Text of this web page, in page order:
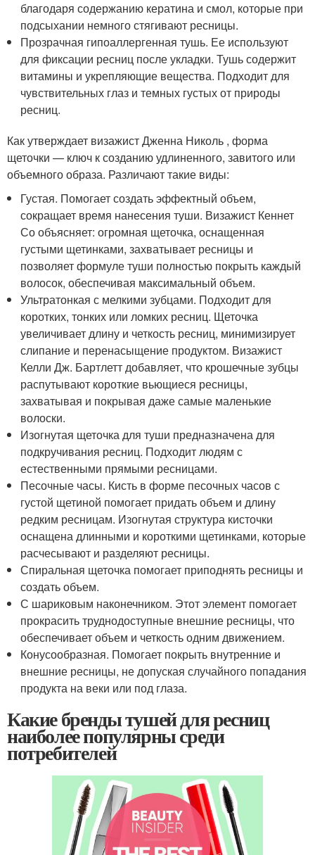
благодаря содержанию кератина и смол, которые при
подсыхании немного стягивают ресницы.
Прозрачная гипоаллергенная тушь. Ее используют
для фиксации ресниц после укладки. Тушь содержит
витамины и укрепляющие вещества. Подходит для
чувствительных глаз и темных густых от природы
ресниц.
Как утверждает визажист Дженна Николь , форма
щеточки — ключ к созданию удлиненного, завитого или
объемного образа. Различают такие виды:
Густая. Помогает создать эффектный объем,
сокращает время нанесения туши. Визажист Кеннет
Со объясняет: огромная щеточка, оснащенная
густыми щетинками, захватывает ресницы и
позволяет формуле туши полностью покрыть каждый
волосок, обеспечивая максимальный объем.
Ультратонкая с мелкими зубцами. Подходит для
коротких, тонких или ломких ресниц. Щеточка
увеличивает длину и четкость ресниц, минимизирует
слипание и перенасыщение продуктом. Визажист
Келли Дж. Бартлетт добавляет, что крошечные зубцы
распутывают короткие вьющиеся ресницы,
захватывая и покрывая даже самые маленькие
волоски.
Изогнутая щеточка для туши предназначена для
подкручивания ресниц. Подходит людям с
естественными прямыми ресницами.
Песочные часы. Кисть в форме песочных часов с
густой щетиной помогает придать объем и длину
редким ресницам. Изогнутая структура кисточки
оснащена длинными и короткими щетинками, которые
расчесывают и разделяют ресницы.
Спиральная щеточка помогает приподнять ресницы и
создать объем.
С шариковым наконечником. Этот элемент помогает
прокрасить труднодоступные внешние ресницы, что
обеспечивает объем и четкость одним движением.
Конусообразная. Помогает покрыть внутренние и
внешние ресницы, не допуская случайного попадания
продукта на веки или под глаза.
Какие бренды тушей для ресниц
наиболее популярны среди
потребителей